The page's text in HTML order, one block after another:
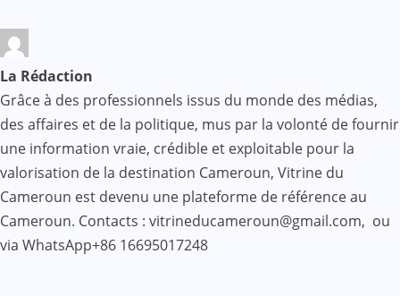
La Rédaction
Grâce à des professionnels issus du monde des médias,
des affaires et de la politique, mus par la volonté de fournir
une information vraie, crédible et exploitable pour la
valorisation de la destination Cameroun, Vitrine du
Cameroun est devenu une plateforme de référence au
Cameroun. Contacts : vitrineducameroun@gmail.com, ou
via WhatsApp+86 16695017248